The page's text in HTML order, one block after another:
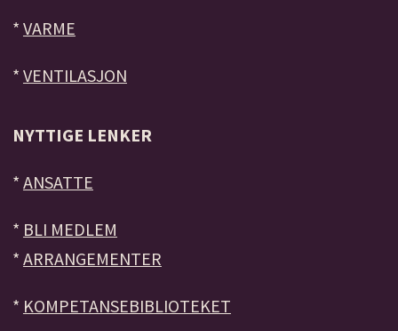
* VARME
* VENTILASJON
NYTTIGE LENKER
* ANSATTE
* BLI MEDLEM
* ARRANGEMENTER
* KOMPETANSEBIBLIOTEKET